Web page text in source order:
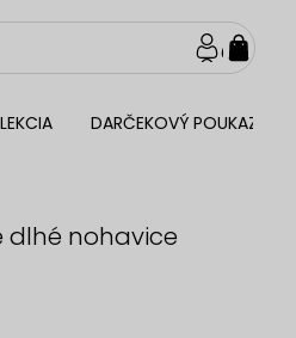
DARČEKOVÝ POUKAZ
dlhé nohavice